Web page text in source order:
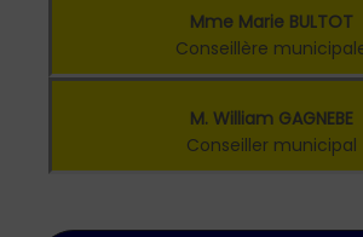
Mme Marie BULTOT
Conseillère
M. William GAGNEBE
Conseiller municipal